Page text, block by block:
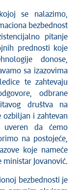
se nalazimo,
bezbednost
pitanje
prednosti koje
donose,
sa izazovima
te zahtevaju
odbrane
društva na
ozbiljan i zahtevan
uveren da ćemo
na postojeće,
koje nameće
ministar Jovanović.
bezbednosti je